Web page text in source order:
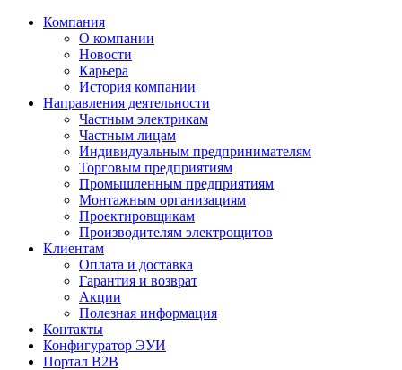
Компания
О компании
Новости
Карьера
История компании
Направления деятельности
Частным электрикам
Частным лицам
Индивидуальным предпринимателям
Торговым предприятиям
Промышленным предприятиям
Монтажным организациям
Проектировщикам
Производителям электрощитов
Клиентам
Оплата и доставка
Гарантия и возврат
Акции
Полезная информация
Контакты
Конфигуратор ЭУИ
Портал B2B